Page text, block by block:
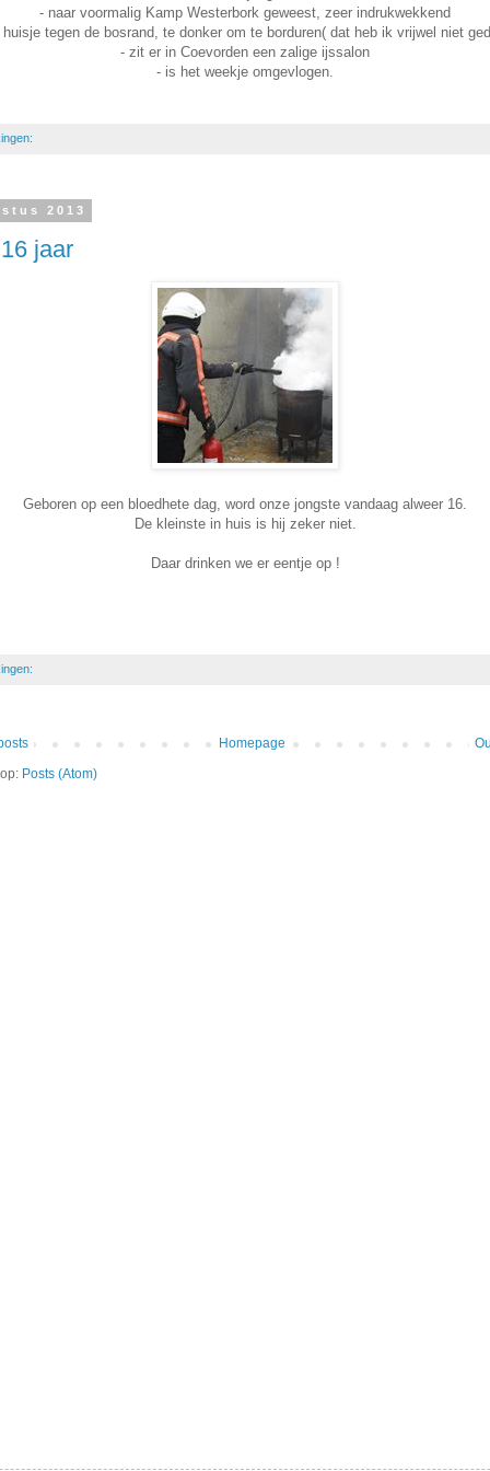
- naar voormalig Kamp Westerbork geweest, zeer indrukwekkend
huisje tegen de bosrand, te donker om te borduren( dat heb ik vrijwel niet
- zit er in Coevorden een zalige ijssalon
- is het weekje omgevlogen.
2013
jaar
Geboren op een bloedhete dag, word onze jongste vandaag alweer 16.
De kleinste in huis is hij zeker niet.
Daar drinken we er eentje op !
Homepage
Posts (Atom)